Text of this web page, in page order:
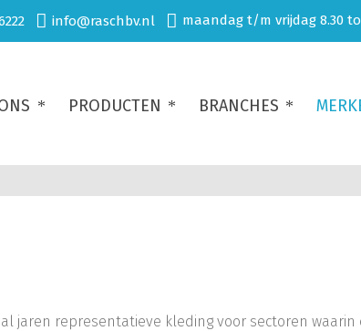
info@raschbv.nl maandag t/m vrijdag 8.30
PRODUCTEN BRANCHES
jaren representatieve kleding voor sectoren waarin